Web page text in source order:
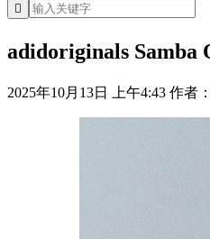

adidoriginals Samba
2025年10月13日 上午4:43 作者